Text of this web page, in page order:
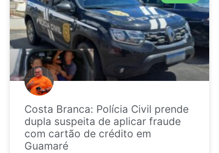
Costa Branca: Polícia Civil prende
dupla suspeita de aplicar fraude
com cartão de crédito em
Guamaré